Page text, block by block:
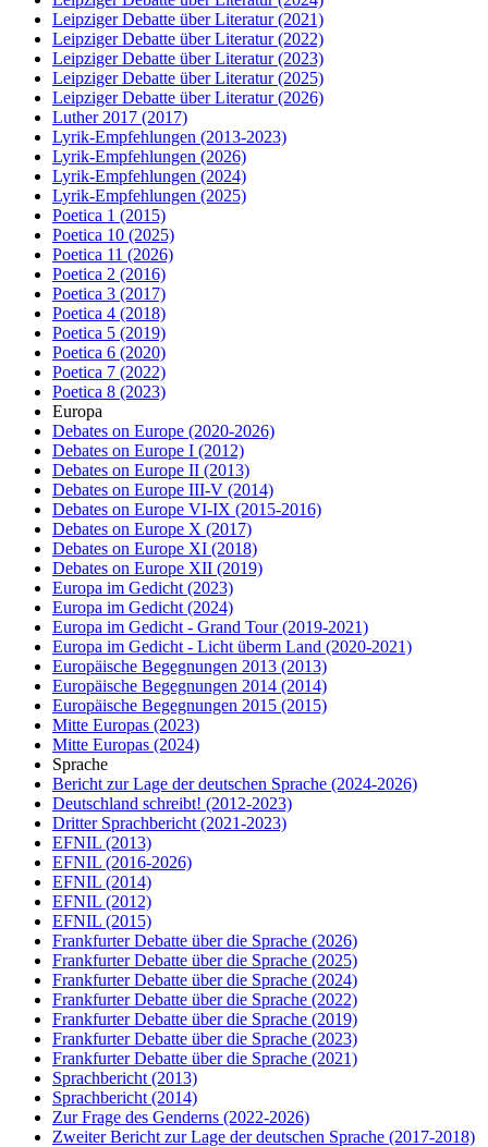
Leipziger Debatte über Literatur(2021)
Leipziger Debatte über Literatur(2022)
Leipziger Debatte über Literatur(2023)
Leipziger Debatte über Literatur(2025)
Leipziger Debatte über Literatur(2026)
Luther 2017 (2017)
Lyrik-Empfehlungen (2013-2023)
Lyrik-Empfehlungen (2026)
Lyrik-Empfehlungen (2024)
Lyrik-Empfehlungen (2025)
Poetica 1 (2015)
Poetica 10 (2025)
Poetica 11 (2026)
Poetica 2 (2016)
Poetica 3 (2017)
Poetica 4 (2018)
Poetica 5 (2019)
Poetica 6 (2020)
Poetica 7 (2022)
Poetica 8 (2023)
Europa
Debates on Europe (2020-2026)
Debates on Europe I (2012)
Debates on Europe II (2013)
Debates on Europe III-V (2014)
Debates on Europe VI-IX (2015-2016)
Debates on Europe X (2017)
Debates on Europe XI (2018)
Debates on Europe XII (2019)
Europa im Gedicht (2023)
Europa im Gedicht (2024)
Europa im Gedicht - Grand Tour(2019-2021)
Europa im Gedicht - Licht überm Land (2020-2021)
Europäische Begegnungen 2013 (2013)
Europäische Begegnungen 2014 (2014)
Europäische Begegnungen 2015 (2015)
Mitte Europas (2023)
Mitte Europas (2024)
Sprache
Bericht zur Lage der deutschen Sprache (2024-2026)
Deutschland schreibt! (2012-2023)
Dritter Sprachbericht (2021-2023)
EFNIL (2013)
EFNIL (2016-2026)
EFNIL (2014)
EFNIL (2012)
EFNIL (2015)
Frankfurter Debatte über die Sprache (2026)
Frankfurter Debatte über die Sprache (2025)
Frankfurter Debatte über die Sprache (2024)
Frankfurter Debatte über die Sprache (2022)
Frankfurter Debatte über die Sprache (2019)
Frankfurter Debatte über die Sprache (2023)
Frankfurter Debatte über die Sprache (2021)
Sprachbericht (2013)
Sprachbericht (2014)
Zur Frage des Genderns (2022-2026)
Zweiter Bericht zur Lage der deutschen Sprache (2017-2018)